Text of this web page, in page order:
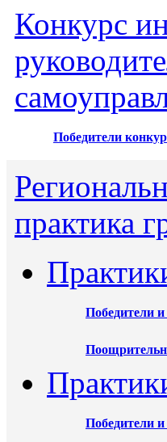
Конкурс
Победители
практика
Победители
Победители